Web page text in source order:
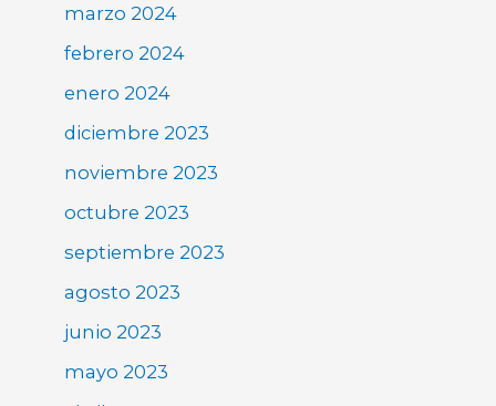
marzo 2024
febrero 2024
enero 2024
diciembre 2023
noviembre 2023
octubre 2023
septiembre 2023
agosto 2023
junio 2023
mayo 2023